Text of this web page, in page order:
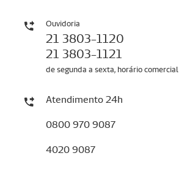
Ouvidoria
21 3803-1120
21 3803-1121
de segunda a sexta, horário comercial
Atendimento 24h
0800 970 9087
4020 9087